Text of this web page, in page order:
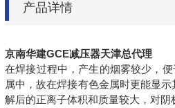
产品详情
京南华建GCE减压器天津总代理
在焊接过程中，产生的烟雾较少，
属中，故在焊接有色金属时更能显
解后的正离子体积和质量较大，对阴